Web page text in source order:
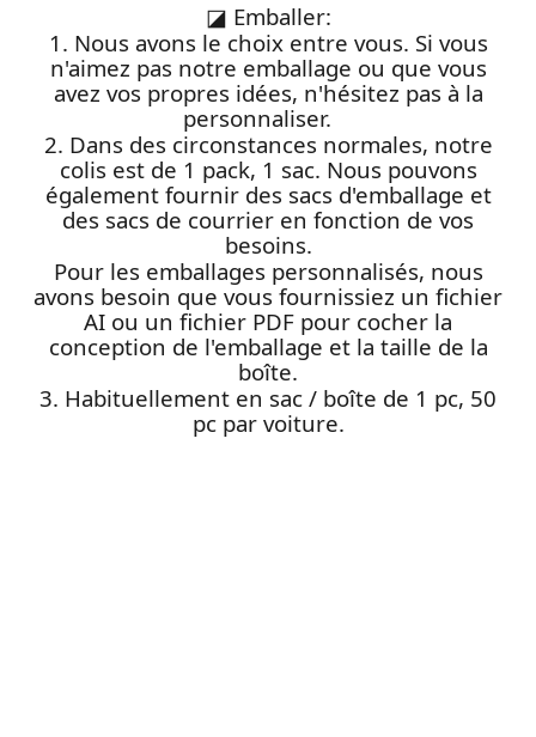
◪ Emballer:
1. Nous avons le choix entre vous. Si vous
n'aimez pas notre emballage ou que vous
avez vos propres idées, n'hésitez pas à la
personnaliser.
2. Dans des circonstances normales, notre
colis est de 1 pack, 1 sac. Nous pouvons
également fournir des sacs d'emballage et
des sacs de courrier en fonction de vos
besoins.
Pour les emballages personnalisés, nous
avons besoin que vous fournissiez un fichier
AI ou un fichier PDF pour cocher la
conception de l'emballage et la taille de la
boîte.
3. Habituellement en sac / boîte de 1 pc, 50
pc par voiture.